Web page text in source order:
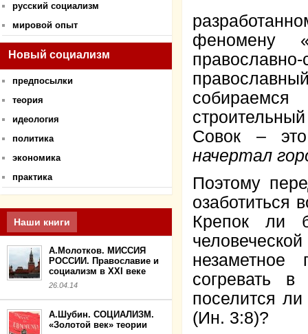
русский социализм
мировой опыт
Новый социализм
предпосылки
теория
идеология
политика
экономика
практика
Наши книги
А.Молотков. МИССИЯ
РОССИИ. Православие и
социализм в XXI веке
26.04.14
А.Шубин. СОЦИАЛИЗМ.
«Золотой век» теории
феномену
Совок –
начертал
Поэтому
озаботиться
Крепок ли
незаметное
согревать
поселится
(Ин. 3:8)?